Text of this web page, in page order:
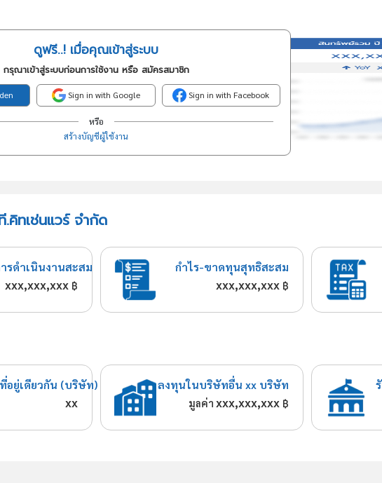
ดูฟรี..! เมื่อคุณเข้าสู่ระบบ
กรุณาเข้าสู่ระบบก่อนการใช้งาน หรือ สมัครสมาชิก
Sign in with Google Sign in with Facebook
หรือ
สร้างบัญชีผู้ใช้งาน
คิทเช่นแวร์ จำกัด
รดำเนินงานสะสม
xxx,xxx,xxx ฿
กำไร-ขาดทุนสุทธิสะสม
xxx,xxx,xxx ฿
ยู่เดียวกัน (บริษัท)
xx
ลงทุนในบริษัทอื่น xx บริษัท
มูลค่าxxx,xxx,xxx ฿